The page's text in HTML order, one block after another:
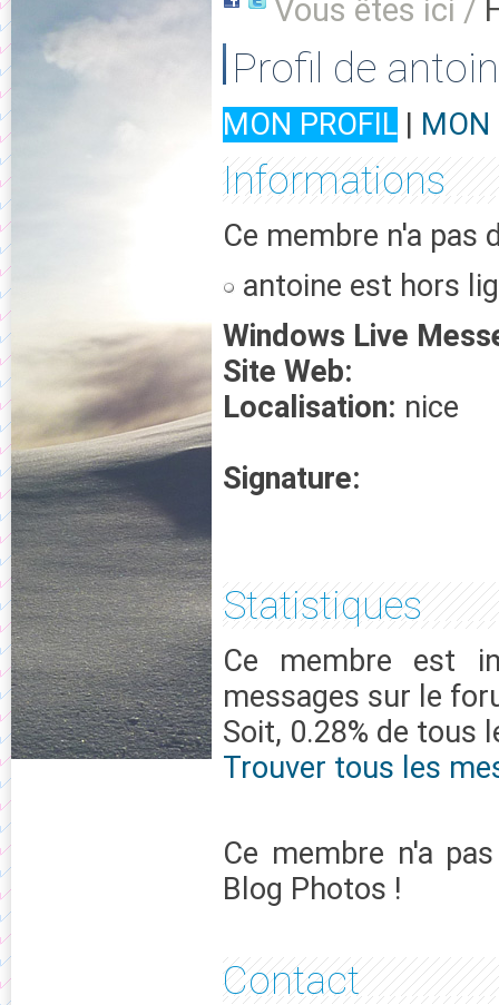
Vous êtes ici /
Profil de
MON PROFIL | MON
Informations
Ce membre n'a pas
antoine est hors
Windows Live
Site Web:
Localisation: nice
Signature:
Statistiques
Ce membre est
messages sur le
Soit, 0.28% de tous
Trouver tous les
Ce membre n'a
Blog Photos !
Contact